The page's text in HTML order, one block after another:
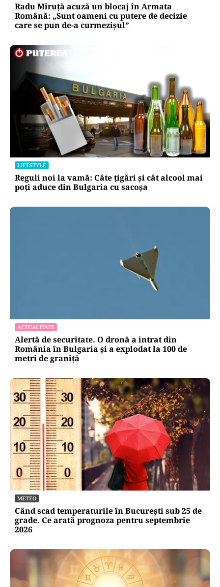
Radu Miruță acuză un blocaj în Armata
Română: „Sunt oameni cu putere de decizie
care se pun de-a curmezișul”
LIFESTYLE
Reguli noi la vamă: Câte țigări și cât alcool mai
poți aduce din Bulgaria cu sacoșa
ACTUALITATE
Alertă de securitate. O dronă a intrat din
România în Bulgaria şi a explodat la 100 de
metri de graniţă
METEO
Când scad temperaturile în București sub 25 de
grade. Ce arată prognoza pentru septembrie
2026